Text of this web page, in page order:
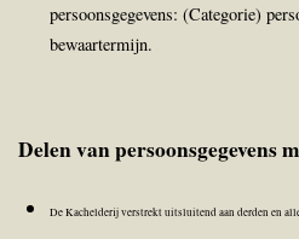
persoonsgegevens: (Categorie)
bewaartermijn.
Delen van persoonsgegevens
De Kachelderij verstrekt uitsluitend aan derden en